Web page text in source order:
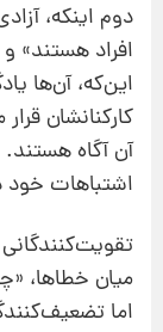
دوم اینکه،
افراد هستند»
این‌که،‌ آن‌ها
کارکنانشان
آن آگاه
اشتباهات خود
میان خطاها،
اما